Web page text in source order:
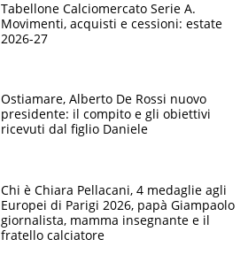
Tabellone Calciomercato Serie A.
Movimenti, acquisti e cessioni: estate
2026-27
Ostiamare, Alberto De Rossi nuovo
presidente: il compito e gli obiettivi
ricevuti dal figlio Daniele
Chi è Chiara Pellacani, 4 medaglie agli
Europei di Parigi 2026, papà Giampaolo
giornalista, mamma insegnante e il
fratello calciatore